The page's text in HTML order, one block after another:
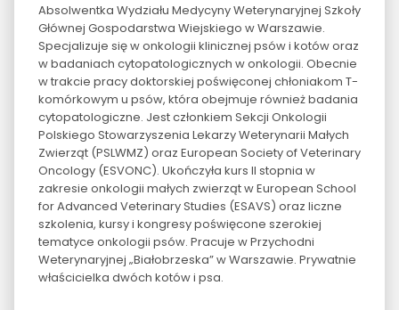
Absolwentka Wydziału Medycyny Weterynaryjnej Szkoły
Głównej Gospodarstwa Wiejskiego w Warszawie.
Specjalizuje się w onkologii klinicznej psów i kotów oraz
w badaniach cytopatologicznych w onkologii. Obecnie
w trakcie pracy doktorskiej poświęconej chłoniakom T-
komórkowym u psów, która obejmuje również badania
cytopatologiczne. Jest członkiem Sekcji Onkologii
Polskiego Stowarzyszenia Lekarzy Weterynarii Małych
Zwierząt (PSLWMZ) oraz European Society of Veterinary
Oncology (ESVONC). Ukończyła kurs II stopnia w
zakresie onkologii małych zwierząt w European School
for Advanced Veterinary Studies (ESAVS) oraz liczne
szkolenia, kursy i kongresy poświęcone szerokiej
tematyce onkologii psów. Pracuje w Przychodni
Weterynaryjnej „Białobrzeska” w Warszawie. Prywatnie
właścicielka dwóch kotów i psa.